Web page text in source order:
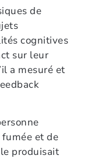
de
cognitives
sur leur
a mesuré et
et de
produisait